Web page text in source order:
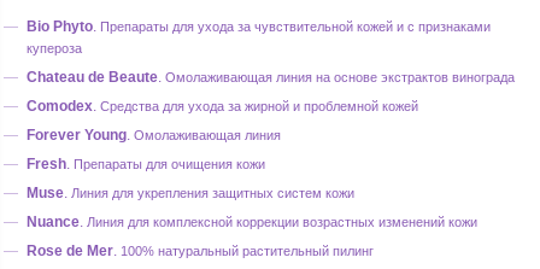
Bio Phyto Препараты для ухода за чувствительной кожей и с признаками
купероза
Chateau de Beaute Омолаживающая линия на основе экстрактов винограда
Comodex Средства для ухода за жирной и проблемной кожей
Forever Young Омолаживающая линия
Fresh Препараты для очищения кожи
Muse Линия для укрепления защитных систем кожи
Nuance Линия для комплексной коррекции возрастных изменений кожи
Rose de Mer 100% натуральный растительный пилинг